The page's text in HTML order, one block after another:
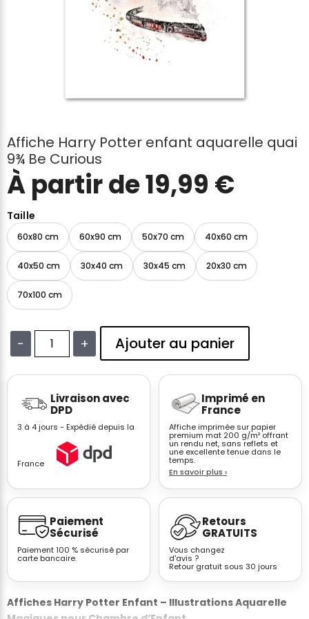
Affiche Harry Potter enfant aquarelle quai
9¾ Be Curious
À partir de19,99 €
Taille
60x80 cm 60x90 cm 50x70 cm 40x60 cm
40x50 cm 30x40 cm 30x45 cm 20x30 cm
70x100 cm
−
Affiche
Harry
Potter
enfant
quai
9¾
Be
Curious
+ Ajouter au panier
Livraison avec
DPD
3 à 4 jours - Expédié depuis la
France
Imprimé en
France
Affiche imprimée sur papier
premium mat 200 g/m² offrant
un rendu net, sans reflets et
une excellente tenue dans le
temps.
En savoir plus ›
Paiement
Sécurisé
Paiement 100 % sécurisé par
carte bancaire.
Retours
GRATUITS
Vous changez
d'avis ?
Retour gratuit sous 30 jours
Affiches Harry Potter Enfant – Illustrations Aquarelle